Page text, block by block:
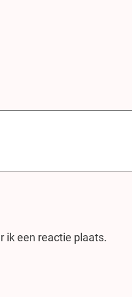
ik een reactie plaats.